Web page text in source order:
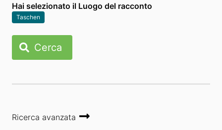
Hai selezionato il Luogo del racconto
Taschen
Cerca
Ricerca avanzata